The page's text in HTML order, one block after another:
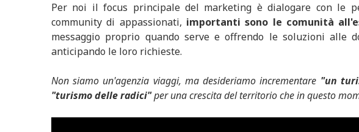
Per noi il focus principale del marketing è dialogare con le
community di appassionati, importanti sono le comunità
messaggio proprio quando serve e offrendo le soluzioni alle
anticipando le loro richieste.
Non siamo un'agenzia viaggi, ma desideriamo incrementare "un
"turismo delle radici"per una crescita del territorio che in questo